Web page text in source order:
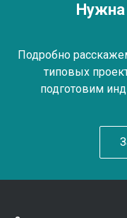
Нужна
Подробно
типовых
подготовим